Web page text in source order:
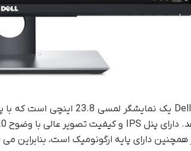
همچنین دارای پایه ارگونومیک است، بنابراین